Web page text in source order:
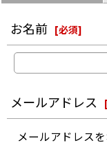
お名前 [必須]
メールアドレス [
メールアドレス